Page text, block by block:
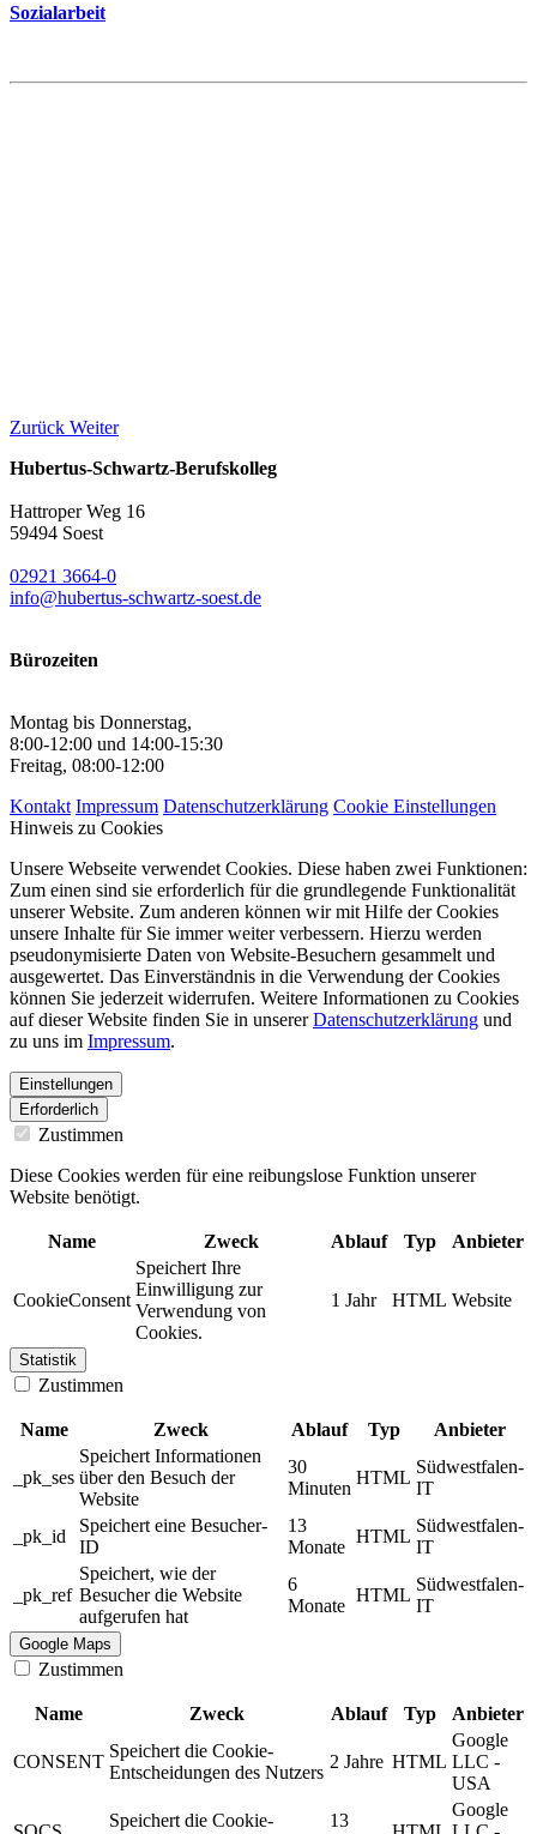
Sozialarbeit
Zurück Weiter
Hubertus-Schwartz-Berufskolleg
Hattroper Weg 16
59494 Soest
02921 3664-0
info@hubertus-schwartz-soest.de
Bürozeiten
Montag bis Donnerstag,
8:00-12:00 und 14:00-15:30
Freitag, 08:00-12:00
Kontakt Impressum Datenschutzerklärung Cookie Einstellungen
Hinweis zu Cookies
Unsere Webseite verwendet Cookies. Diese haben zwei Funktionen:
Zum einen sind sie erforderlich für die grundlegende Funktionalität
unserer Website. Zum anderen können wir mit Hilfe der Cookies
unsere Inhalte für Sie immer weiter verbessern. Hierzu werden
pseudonymisierte Daten von Website-Besuchern gesammelt und
ausgewertet. Das Einverständnis in die Verwendung der Cookies
können Sie jederzeit widerrufen. Weitere Informationen zu Cookies
auf dieser Website finden Sie in unsererDatenschutzerklärung und
zu uns im Impressum.
Einstellungen
Erforderlich
Zustimmen
Diese Cookies werden für eine reibungslose Funktion unserer
Website benötigt.
Name Zweck Ablauf Typ Anbieter
CookieConsent
Speichert Ihre
Einwilligung zur
Verwendung von
Cookies.
1 Jahr HTML Website
Statistik
Zustimmen
Name Zweck Ablauf Typ Anbieter
_pk_ses
Speichert Informationen
über den Besuch der
Website
30
Minuten
HTML
Südwestfalen-
IT
_pk_id
Speichert eine Besucher-
ID
13
Monate
HTML
Südwestfalen-
IT
_pk_ref
Speichert, wie der
Besucher die Website
aufgerufen hat
6
Monate
HTML
Südwestfalen-
IT
Google Maps
Zustimmen
Name Zweck Ablauf Typ Anbieter
CONSENT
Speichert die Cookie-
Entscheidungen des Nutzers
2 Jahre HTML
Google
LLC -
USA
Speichert die Cookie-
13
Google